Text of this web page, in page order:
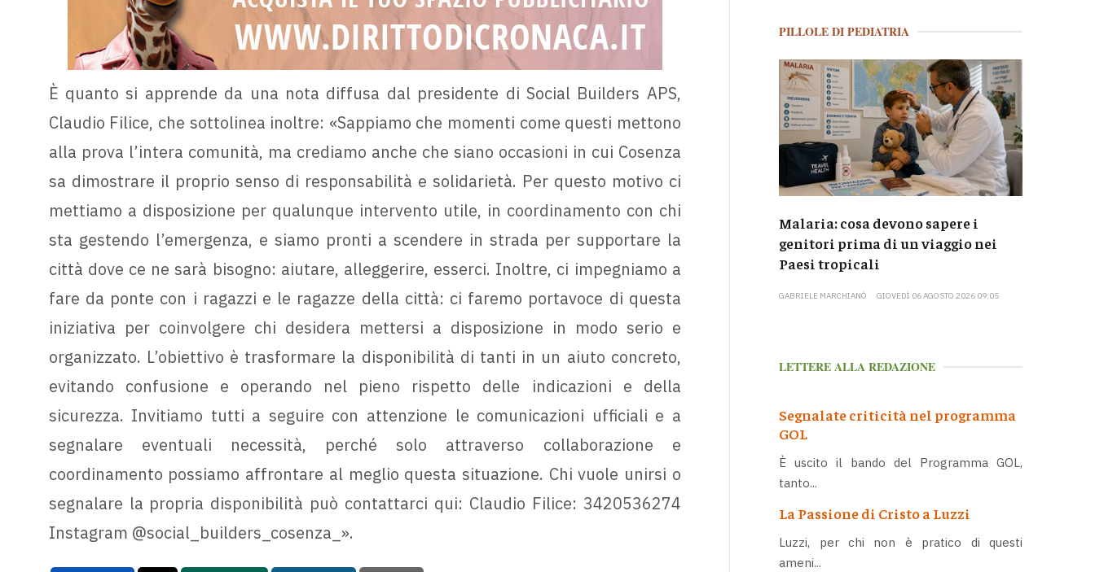
È quanto si apprende da una nota diffusa dal presidente di Social Builders APS,
Claudio Filice, che sottolinea inoltre: «Sappiamo che momenti come questi mettono
alla prova l’intera comunità, ma crediamo anche che siano occasioni in cui Cosenza
sa dimostrare il proprio senso di responsabilità e solidarietà. Per questo motivo ci
mettiamo a disposizione per qualunque intervento utile, in coordinamento con chi
sta gestendo l’emergenza, e siamo pronti a scendere in strada per supportare la
città dove ce ne sarà bisogno: aiutare, alleggerire, esserci. Inoltre, ci impegniamo a
fare da ponte con i ragazzi e le ragazze della città: ci faremo portavoce di questa
iniziativa per coinvolgere chi desidera mettersi a disposizione in modo serio e
organizzato. L’obiettivo è trasformare la disponibilità di tanti in un aiuto concreto,
evitando confusione e operando nel pieno rispetto delle indicazioni e della
sicurezza. Invitiamo tutti a seguire con attenzione le comunicazioni ufficiali e a
segnalare eventuali necessità, perché solo attraverso collaborazione e
coordinamento possiamo affrontare al meglio questa situazione. Chi vuole unirsi o
segnalare la propria disponibilità può contattarci qui: Claudio Filice: 3420536274
Instagram @social_builders_cosenza_».
PILLOLE DI PEDIATRIA
Malaria: cosa devono sapere i
genitori prima di un viaggio nei
Paesi tropicali
GABRIELE MARCHIANÒ GIOVEDÌ 06 AGOSTO 2026 09:05
LETTERE ALLA REDAZIONE
Segnalate criticità nel programma
GOL
È uscito il bando del Programma GOL,
tanto...
La Passione di Cristo a Luzzi
Luzzi, per chi non è pratico di questi
ameni...